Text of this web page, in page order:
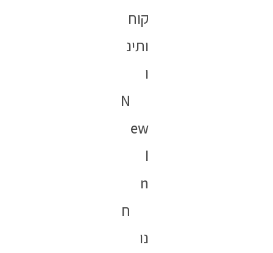
קוח
ותינ
ו
N
ew
I
n
ח
נו